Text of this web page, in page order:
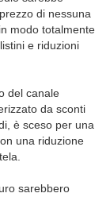
di nessuna
modo totalmente
e riduzioni
del canale
da sconti
è sceso per una
una riduzione
sarebbero